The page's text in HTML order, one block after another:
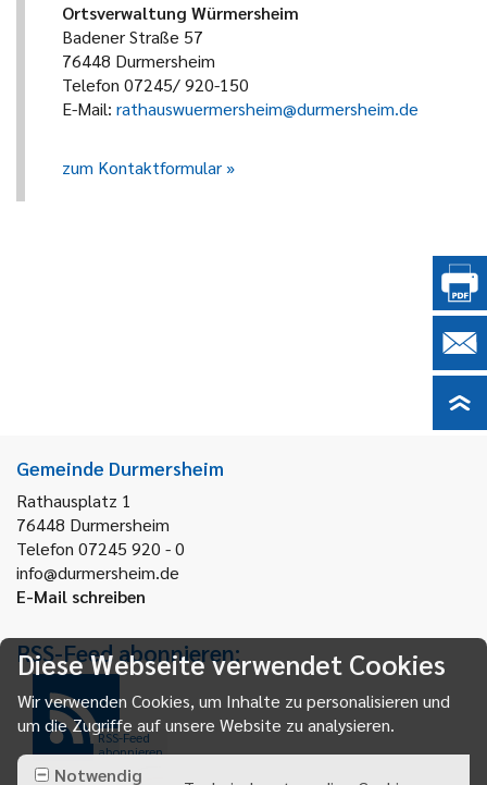
Ortsverwaltung Würmersheim
Badener Straße 57
76448 Durmersheim
Telefon 07245/ 920-150
E-Mail: rathauswuermersheim@durmersheim.de
zum Kontaktformular
Gemeinde Durmersheim
Rathausplatz 1
76448 Durmersheim
Telefon 07245 920 - 0
info@durmersheim.de
E-Mail schreiben
RSS-Feed abonnieren:
RSS-Feed
abonnieren
Diese Webseite verwendet Cookies
Wir verwenden Cookies, um Inhalte zu personalisieren und
um die Zugriffe auf unsere Website zu analysieren.
Notwendig